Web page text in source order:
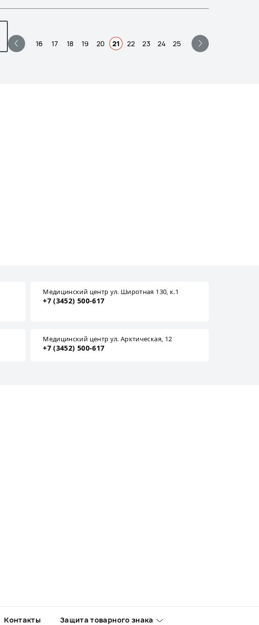
16 17 18 19 20 21 22 23 24 25
Медицинский центр ул. Широтная 130, к.1
+7 (3452) 500-617
Медицинский центр ул. Арктическая, 12
+7 (3452) 500-617
Контакты Защита товарного знака